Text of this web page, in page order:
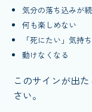
気分の落ち込みが続
何も楽しめない
「死にたい」気持ち
動けなくなる
このサインが出
さい。